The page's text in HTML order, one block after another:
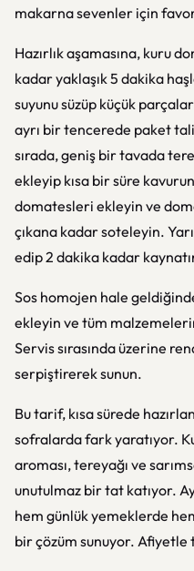
makarna sevenler için
Hazırlık aşamasına, kuru
kadar yaklaşık 5 dakika
suyunu süzüp küçük
ayrı bir tencerede paket
sırada, geniş bir tavada
ekleyip kısa bir süre
domatesleri ekleyin ve
çıkana kadar soteleyin.
edip 2 dakika kadar
Sos homojen hale
ekleyin ve tüm
Servis sırasında üzerine
serpiştirerek sunun.
Bu tarif, kısa sürede
sofralarda fark yaratıyor.
aroması, tereyağı ve
unutulmaz bir tat katıyor.
hem günlük yemeklerde
bir çözüm sunuyor. Afiyetle